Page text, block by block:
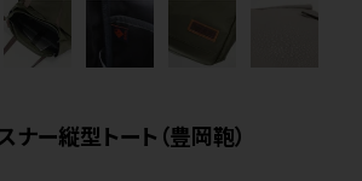
ナー縦型トート（豊岡鞄）